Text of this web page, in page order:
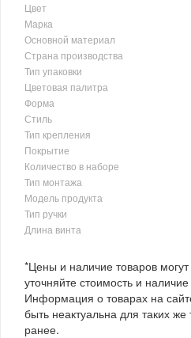
Цвет
Марка
Основной материал
Страна производства
Тип упаковки
Цветовая палитра
Форма
Стиль
Тип крепления
Покрытие
Количество в наборе
Тип монтажа
Модель продукта
Тип ручки
Длина винта
*Цены и наличие товаров
уточняйте стоимость и
Информация о товарах на
быть неактуальна для таких
ранее.